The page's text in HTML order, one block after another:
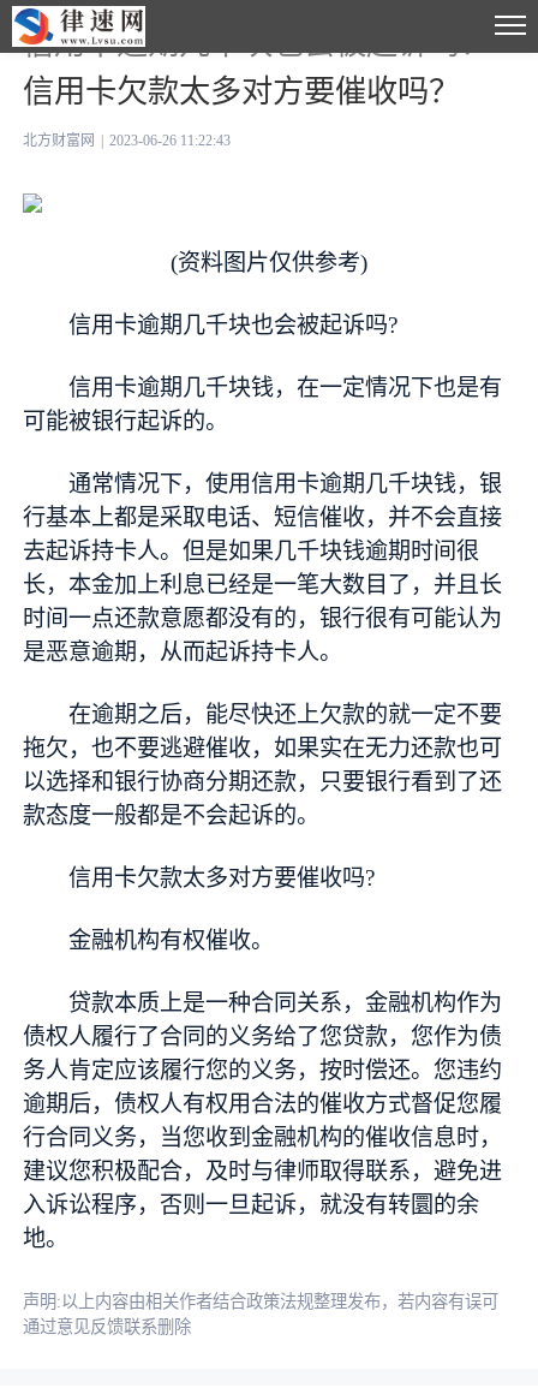
信用卡逾期几千块也会被起诉吗？
信用卡欠款太多对方要催收吗？
北方财富网 2023-06-26 11:22:43
(资料图片仅供参考)
信用卡逾期几千块也会被起诉吗?
信用卡逾期几千块钱，在一定情况下也是有
可能被银行起诉的。
通常情况下，使用信用卡逾期几千块钱，银
行基本上都是采取电话、短信催收，并不会直接
去起诉持卡人。但是如果几千块钱逾期时间很
长，本金加上利息已经是一笔大数目了，并且长
时间一点还款意愿都没有的，银行很有可能认为
是恶意逾期，从而起诉持卡人。
在逾期之后，能尽快还上欠款的就一定不要
拖欠，也不要逃避催收，如果实在无力还款也可
以选择和银行协商分期还款，只要银行看到了还
款态度一般都是不会起诉的。
信用卡欠款太多对方要催收吗?
金融机构有权催收。
贷款本质上是一种合同关系，金融机构作为
债权人履行了合同的义务给了您贷款，您作为债
务人肯定应该履行您的义务，按时偿还。您违约
逾期后，债权人有权用合法的催收方式督促您履
行合同义务，当您收到金融机构的催收信息时，
建议您积极配合，及时与律师取得联系，避免进
入诉讼程序，否则一旦起诉，就没有转圜的余
地。
声明:以上内容由相关作者结合政策法规整理发布，若内容有误可
通过意见反馈联系删除